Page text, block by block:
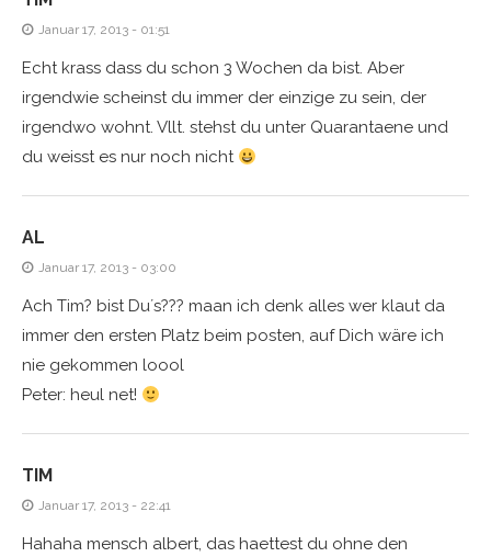
Januar 17, 2013 - 01:51
Echt krass dass du schon 3 Wochen da bist. Aber
irgendwie scheinst du immer der einzige zu sein, der
irgendwo wohnt. Vllt. stehst du unter Quarantaene und
du weisst es nur noch nicht
AL
Januar 17, 2013 - 03:00
Ach Tim? bist Du´s??? maan ich denk alles wer klaut da
immer den ersten Platz beim posten, auf Dich wäre ich
nie gekommen loool
Peter: heul net!
TIM
Januar 17, 2013 - 22:41
Hahaha mensch albert, das haettest du ohne den